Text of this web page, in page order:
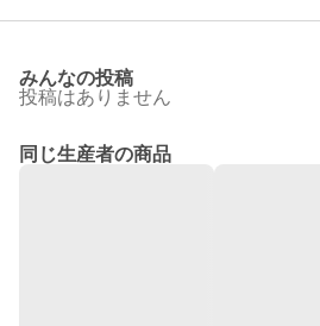
みんなの投稿
投稿はありません
同じ生産者の商品